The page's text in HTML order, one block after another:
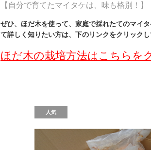
【自分で育てたマイタケは、味も格別！】
ぜひ、ほだ木を使って、家庭で採れたてのマイ
て詳しく知りたい方は、下のリンクをクリック
ほだ木の栽培方法はこちらを